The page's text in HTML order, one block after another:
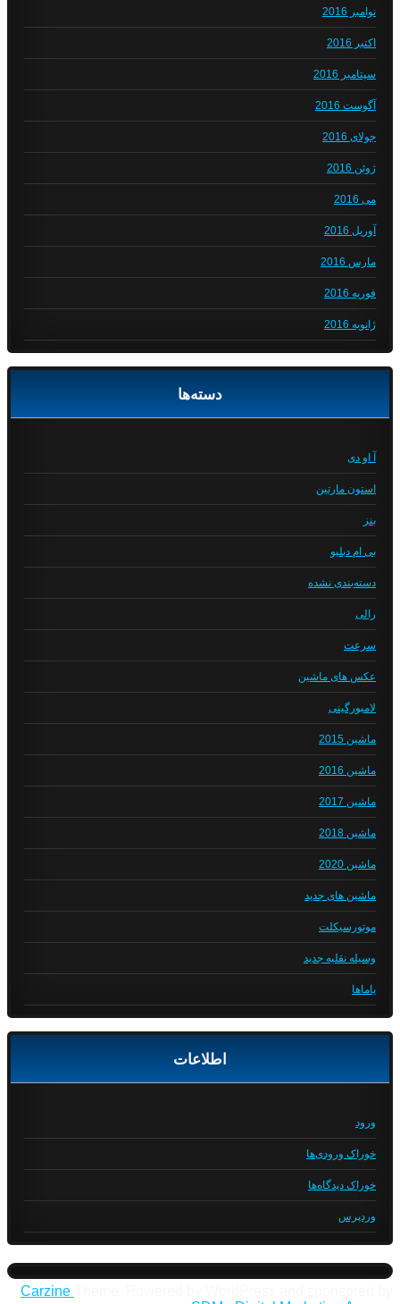
نوامبر 2016
اکتبر 2016
سپتامبر 2016
آگوست 2016
جولای 2016
ژوئن 2016
می 2016
آوریل 2016
مارس 2016
فوریه 2016
ژانویه 2016
دسته‌ها
آ او دی
استون مارتین
بنز
بی ام دبلیو
دسته‌بندی نشده
رالی
سرعت
عکس های ماشین
لامبورگینی
ماشین 2015
ماشین 2016
ماشین 2017
ماشین 2018
ماشین 2020
ماشین های جدید
موتورسیکلت
وسیله نقلیه جدید
یاماها
اطلاعات
ورود
خوراک ورودی‌ها
خوراک دیدگاه‌ها
وردپرس
Carzine